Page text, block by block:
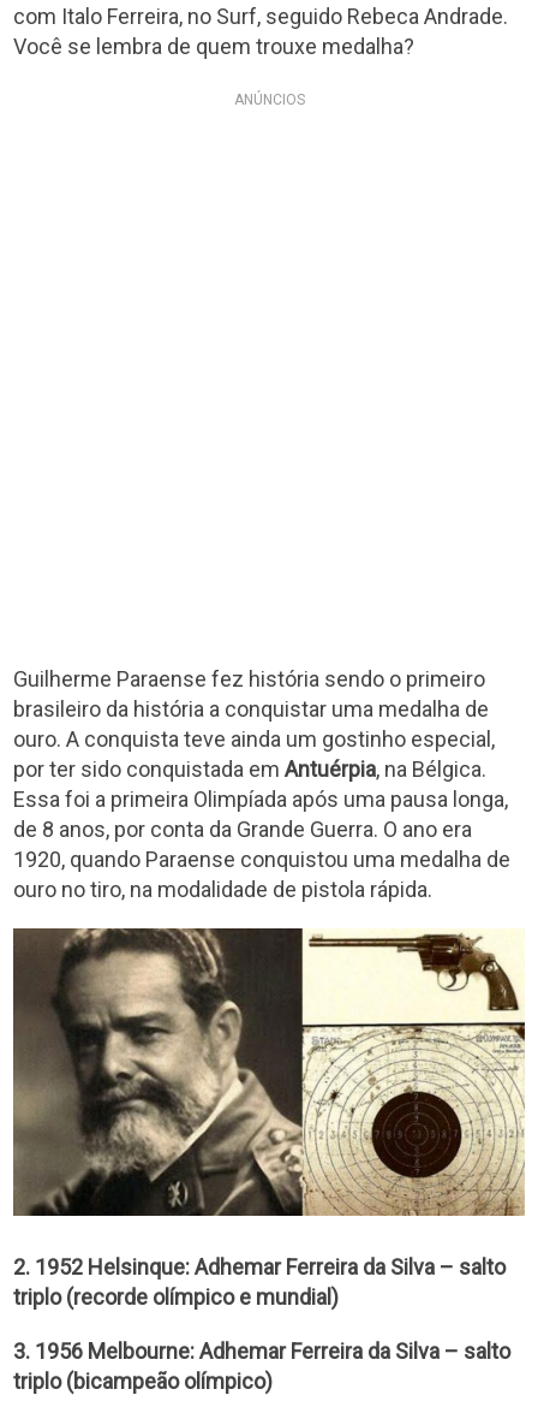
com Italo Ferreira, no Surf, seguido Rebeca Andrade.
Você se lembra de quem trouxe medalha?
ANÚNCIOS
Guilherme Paraense fez história sendo o primeiro
brasileiro da história a conquistar uma medalha de
ouro. A conquista teve ainda um gostinho especial,
por ter sido conquistada emAntuérpia, na Bélgica.
Essa foi a primeira Olimpíada após uma pausa longa,
de 8 anos, por conta da Grande Guerra. O ano era
1920, quando Paraense conquistou uma medalha de
ouro no tiro, na modalidade de pistola rápida.
2. 1952 Helsinque: Adhemar Ferreira da Silva – salto
triplo (recorde olímpico e mundial)
3. 1956 Melbourne: Adhemar Ferreira da Silva – salto
triplo (bicampeão olímpico)